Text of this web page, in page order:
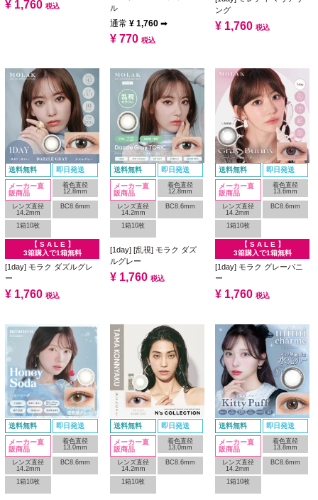
¥ 1,760 税込
ル
通常 ¥ 1,760 ➡
¥ 770 税込
ング
¥ 1,760 税込
送料無料 即日発送
メーカー直
販商品
着色直径
12.8mm
レンズ直径
14.2mm
BC8.6mm
1箱10枚
【 S A L E 】
3箱購入で1箱無料
[1day] モラク ダズルグレ
ー
¥ 1,760 税込
送料無料 即日発送
メーカー直
販商品
着色直径
12.8mm
レンズ直径
14.2mm
BC8.6mm
1箱10枚
[1day] [乱視] モラク ダズ
ルグレー
¥ 1,760 税込
送料無料 即日発送
メーカー直
販商品
着色直径
13.6mm
レンズ直径
14.2mm
BC8.6mm
1箱10枚
【 S A L E 】
3箱購入で1箱無料
[1day] モラク グレーバニ
ー
¥ 1,760 税込
送料無料 即日発送
メーカー直
販商品
着色直径
13.0mm
レンズ直径
14.2mm
BC8.6mm
1箱10枚
送料無料 即日発送
メーカー直
販商品
着色直径
13.0mm
レンズ直径
14.2mm
BC8.6mm
1箱10枚
送料無料 即日発送
メーカー直
販商品
着色直径
13.8mm
レンズ直径
14.2mm
BC8.6mm
1箱10枚